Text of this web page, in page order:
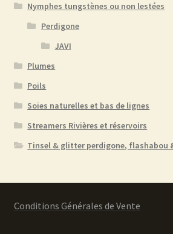
Nymphes tungstènes ou non lestées
Perdigone
JAVI
Plumes
Poils
Soies naturelles et bas de lignes
Streamers Rivières et réservoirs
Tinsel & glitter perdigone, flashabou
Conditions Générales de Vente